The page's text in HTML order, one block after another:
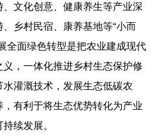
文化创意、健康养生等产业深
乡村民宿、康养基地等“小而
全面绿色转型是把农业建成现代
，一体化推进乡村生态保护修
灌溉技术，发展生态低碳农
有利于将生态优势转化为产业
续发展。